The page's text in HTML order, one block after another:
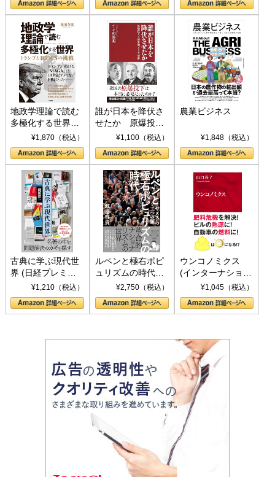
地政学理論で読む
多極化する世界：
トランプとBRICS
の挑戦
¥1,870（税込）
誰が日本を降伏さ
せたか 原爆投
下、ソ連参戦、そ
して聖断 (PHP新
書)
¥1,100（税込）
農業ビジネス
¥1,848（税込）
古典に学ぶ現代世
界 (日経プレミア
シリーズ)¥1,210（税込）
ルペンと極右ポピ
ュリズムの時代：
〈ヤヌス〉の二つ
の顔
¥2,750（税込）
ウンコノミクス
(インターナショナ
ル新書)¥1,045（税込）